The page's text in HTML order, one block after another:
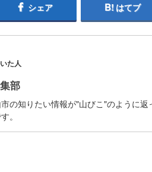
シェア はてブ
た人
部
市の知りたい情報が"山びこ"のように
。